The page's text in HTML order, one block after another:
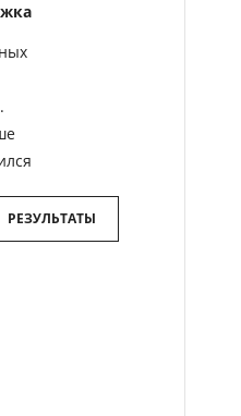
РЕЗУЛЬТАТЫ